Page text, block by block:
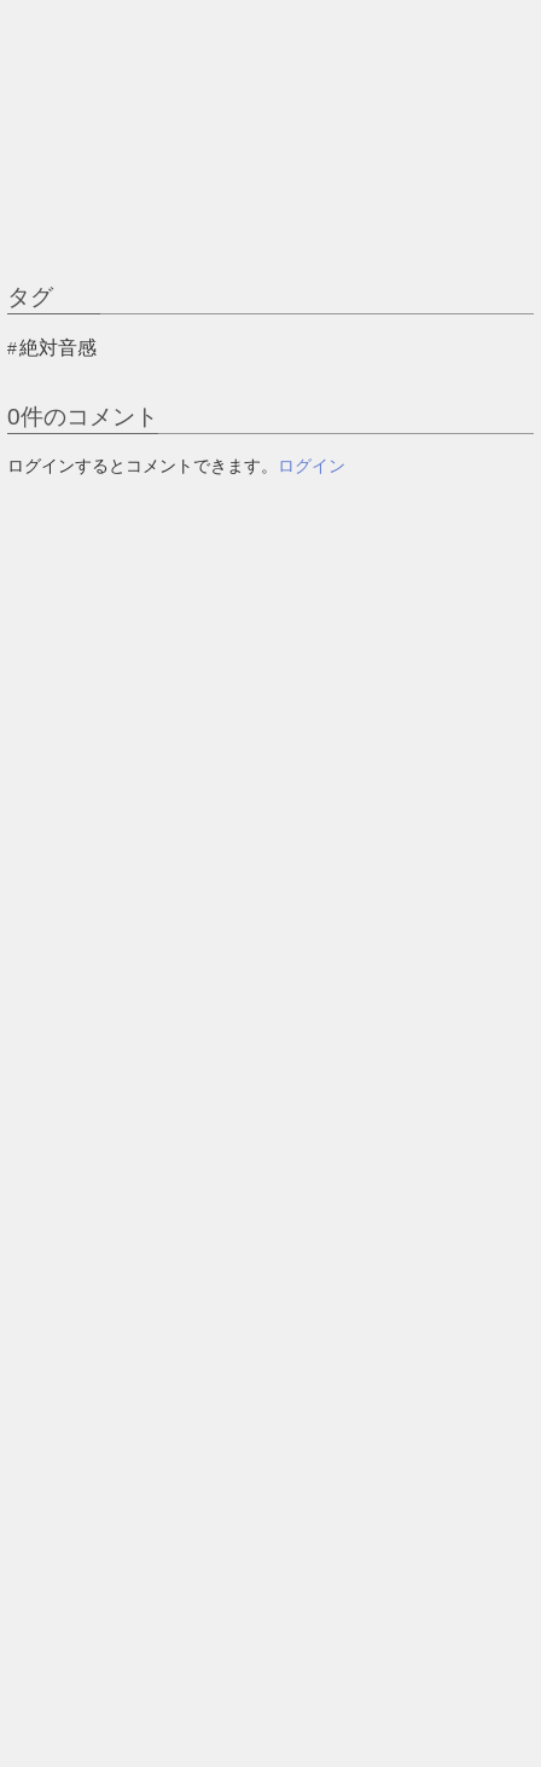
タグ
絶対音感
0件のコメント
ログインするとコメントできます。 ログイン